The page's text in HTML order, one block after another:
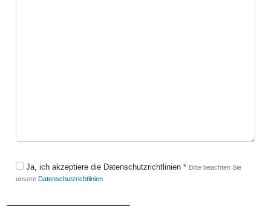
Ja, ich akzeptiere die Datenschutzrichtlinien
Bitte beachten Sie
unsere Datenschutzrichtlinien